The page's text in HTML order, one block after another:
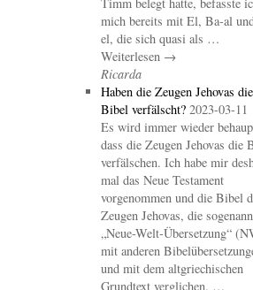
Timm belegt hatte, befasste
mich bereits mit El, Ba-al
el, die sich quasi als …
Weiterlesen →
Ricarda
Haben die Zeugen Jehovas die
Bibel verfälscht? 2023-03-11
Es wird immer wieder
dass die Zeugen Jehovas die
verfälschen. Ich habe mir
mal das Neue Testament
vorgenommen und die Bibel
Zeugen Jehovas, die
„Neue-Welt-Übersetzung“
mit anderen
und mit dem altgriechischen
Grundtext verglichen. …